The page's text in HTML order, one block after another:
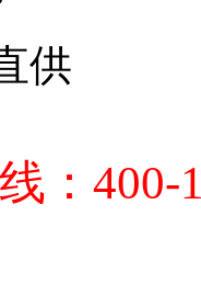
供
：400-